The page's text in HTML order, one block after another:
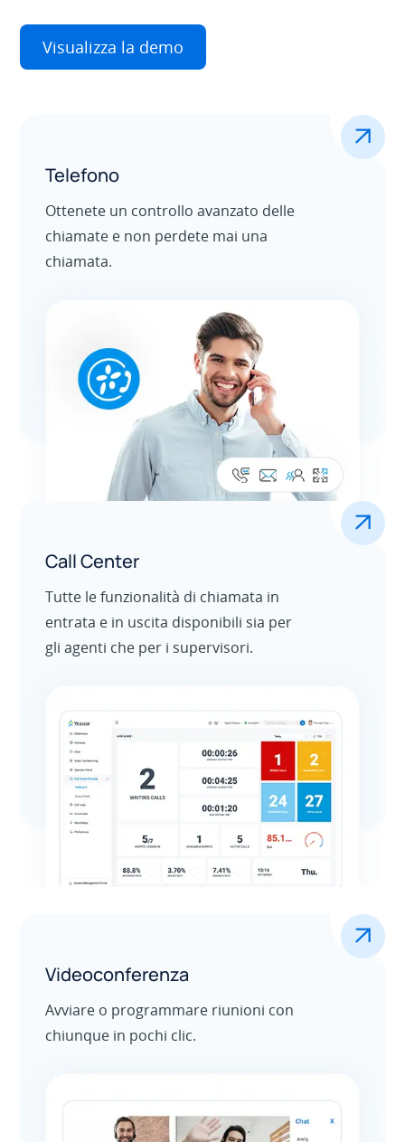
Visualizza la demo
Telefono
Ottenete un controllo avanzato delle
chiamate e non perdete mai una
chiamata.
.
Call Center
Tutte le funzionalità di chiamata in
entrata e in uscita disponibili sia per
gli agenti che per i supervisori.
.
Videoconferenza
Avviare o programmare riunioni con
chiunque in pochi clic.
.